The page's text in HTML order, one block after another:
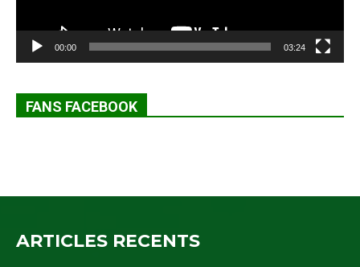
00:00 03:24
FANS FACEBOOK
ARTICLES RECENTS